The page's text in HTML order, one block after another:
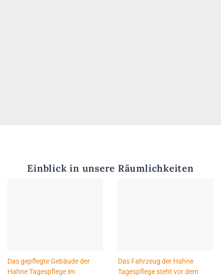
Einblick in unsere Räumlichkeiten
Das gepflegte Gebäude der
Hahne Tagespflege im
Das Fahrzeug der Hahne
Tagespflege steht vor dem